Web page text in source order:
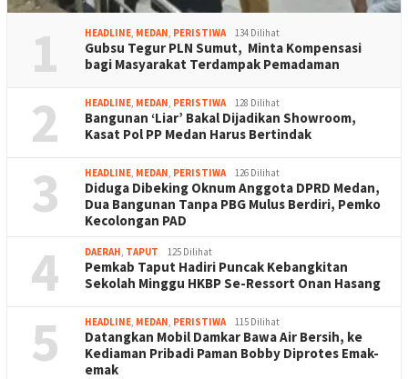
1 HEADLINE, MEDAN, PERISTIWA 134 Dilihat
Gubsu Tegur PLN Sumut, Minta Kompensasi
bagi Masyarakat Terdampak Pemadaman
2 HEADLINE, MEDAN, PERISTIWA 128 Dilihat
Bangunan ‘Liar’ Bakal Dijadikan Showroom,
Kasat Pol PP Medan Harus Bertindak
3 HEADLINE, MEDAN, PERISTIWA 126 Dilihat
Diduga Dibeking Oknum Anggota DPRD Medan,
Dua Bangunan Tanpa PBG Mulus Berdiri, Pemko
Kecolongan PAD
4 DAERAH, TAPUT 125 Dilihat
Pemkab Taput Hadiri Puncak Kebangkitan
Sekolah Minggu HKBP Se-Ressort Onan Hasang
5 HEADLINE, MEDAN, PERISTIWA 115 Dilihat
Datangkan Mobil Damkar Bawa Air Bersih, ke
Kediaman Pribadi Paman Bobby Diprotes Emak-
emak